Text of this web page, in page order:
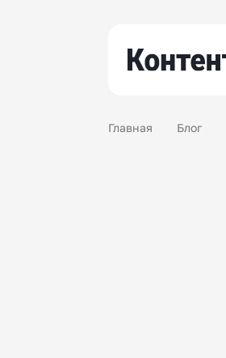
Главная Блог